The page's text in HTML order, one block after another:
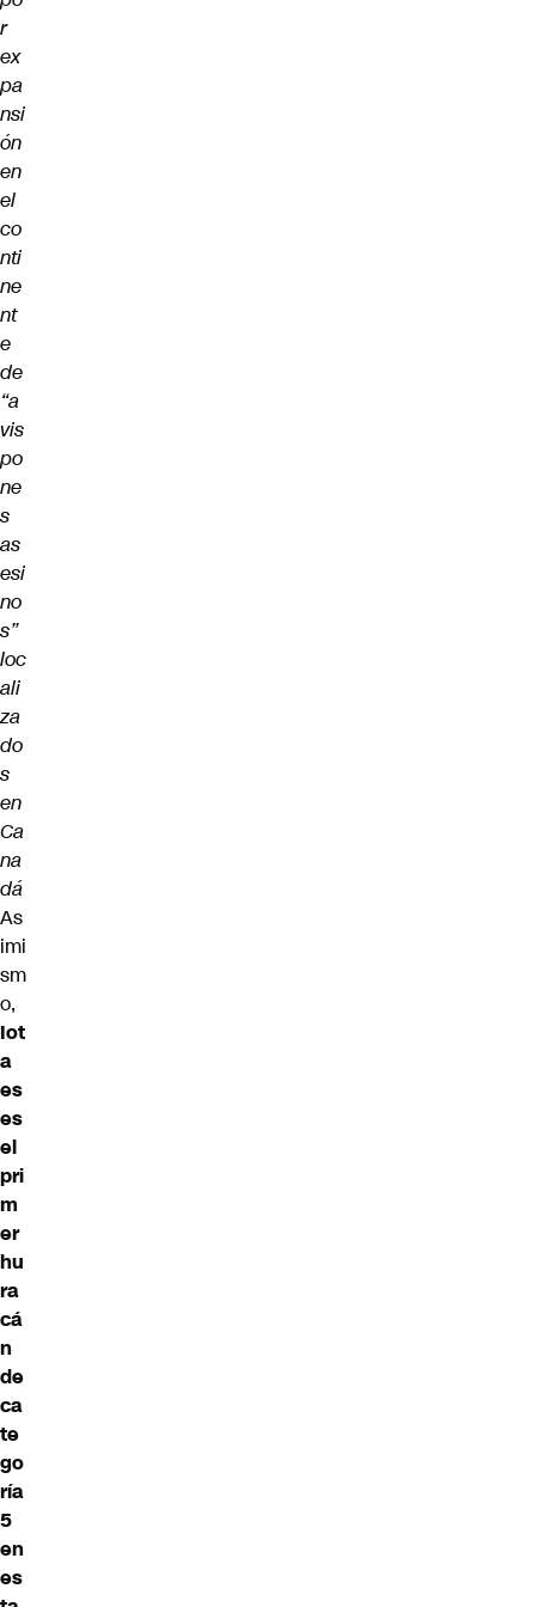
r
ex
pa
nsi
ón
en
el
co
nti
ne
nt
e
de
“a
vis
po
ne
s
as
esi
no
s”
loc
ali
za
do
s
en
Ca
na
dá
As
imi
sm
o,
Iot
a
es
es
el
pri
m
er
hu
ra
cá
n
de
ca
te
go
ría
5
en
es